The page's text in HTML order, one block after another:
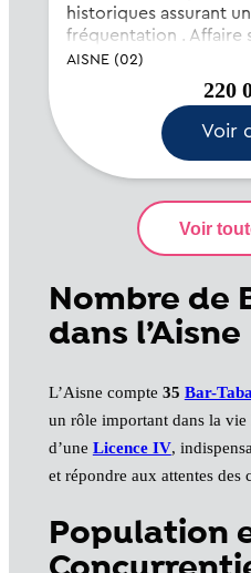
historiques assurant
fréquentation . Affaire
traversant très passant
aisé avec parking à
AISNE (02)
220
Voir
Nombre de
dans l’Aisne
L’Aisne compte 35 Bar-
un rôle important dans la
d’une Licence IV,
et répondre aux attentes des
Population